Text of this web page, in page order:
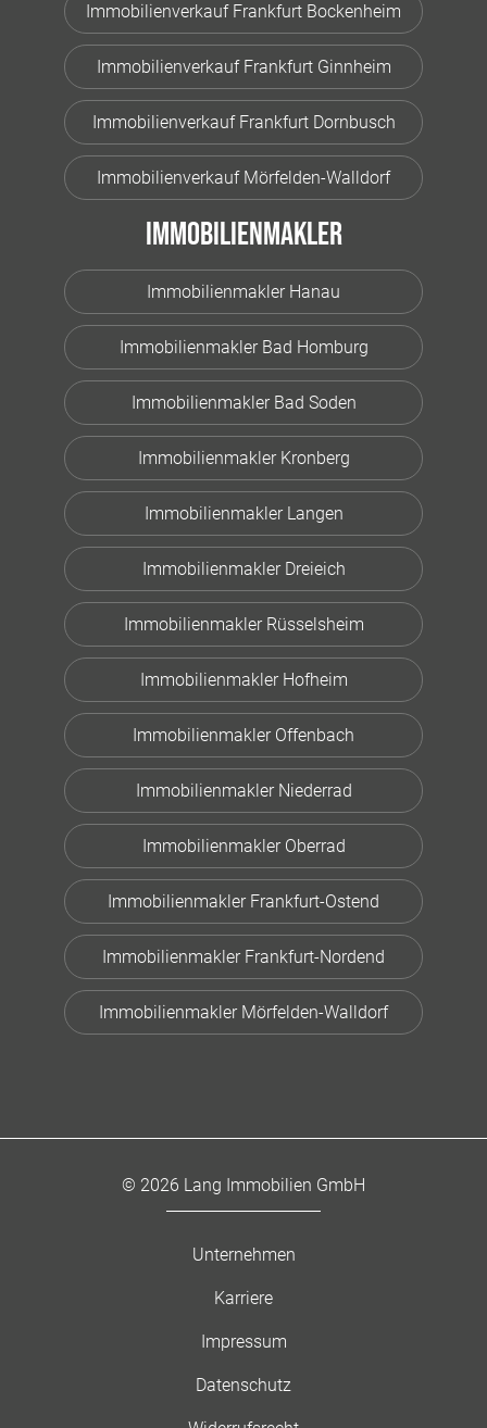
Immobilienverkauf Frankfurt Bockenheim
Immobilienverkauf Frankfurt Ginnheim
Immobilienverkauf Frankfurt Dornbusch
Immobilienverkauf Mörfelden-Walldorf
Immobilienmakler
Immobilienmakler Hanau
Immobilienmakler Bad Homburg
Immobilienmakler Bad Soden
Immobilienmakler Kronberg
Immobilienmakler Langen
Immobilienmakler Dreieich
Immobilienmakler Rüsselsheim
Immobilienmakler Hofheim
Immobilienmakler Offenbach
Immobilienmakler Niederrad
Immobilienmakler Oberrad
Immobilienmakler Frankfurt-Ostend
Immobilienmakler Frankfurt-Nordend
Immobilienmakler Mörfelden-Walldorf
© 2026 Lang Immobilien GmbH
Unternehmen
Karriere
Impressum
Datenschutz